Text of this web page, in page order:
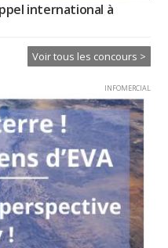
international à
Voir tous les concours >
INFOMERCIAL